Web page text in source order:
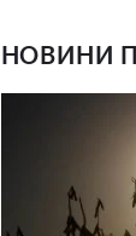
НОВИНИ